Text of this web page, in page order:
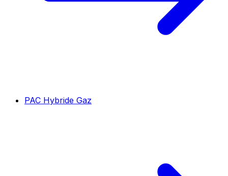
PAC Hybride Gaz